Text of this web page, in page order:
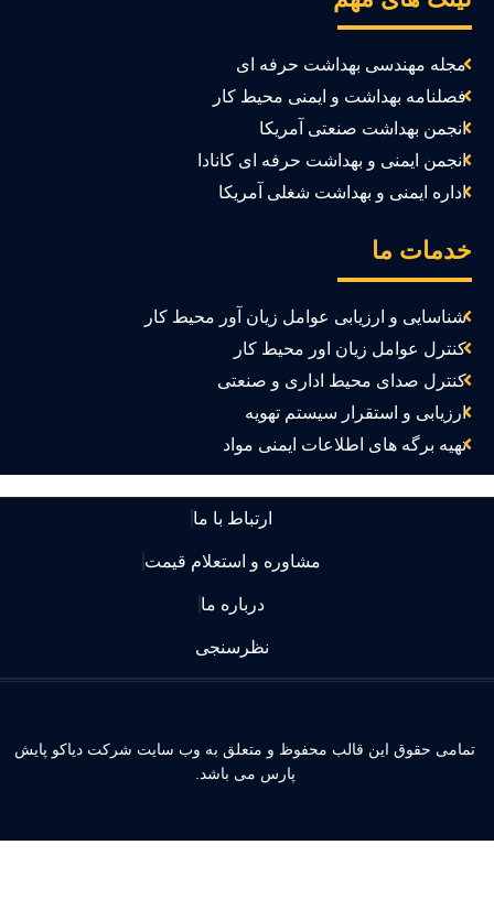
مجله مهندسی بهداشت حرفه ای
فصلنامه بهداشت و ایمنی محیط کار
انجمن بهداشت صنعتی آمریکا
انجمن ایمنی و بهداشت حرفه ای کانادا
اداره ایمنی و بهداشت شغلی آمریکا
ما
شناسایی و ارزیابی عوامل زیان آور محیط کار
کنترل عوامل زیان اور محیط کار
کنترل صدای محیط اداری و صنعتی
ارزیابی و استقرار سیستم تهویه
تهیه برگه های اطلاعات ایمنی مواد
ارتباط با ما
مشاوره و استعلام قیمت
درباره ما
نظرسنجی
حقوق این قالب محفوظ و متعلق به وب سایت شرکت دیاکو پایش
پارس می باشد.